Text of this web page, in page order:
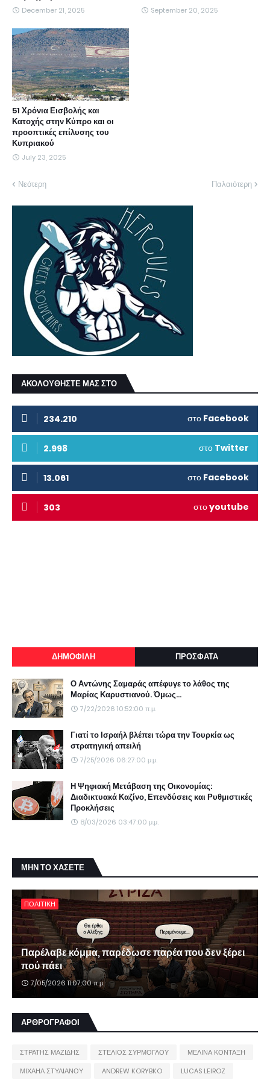
December 21, 2025 September 20, 2025
51 Χρόνια Εισβολής και
Κατοχής στην Κύπρο και οι
προοπτικές επίλυσης του
Κυπριακού
July 23, 2025
Νεότερη Παλαιότερη
ΑΚΟΛΟΥΘΗΣΤΕ ΜΑΣ ΣΤΟ
234.210 στο Facebook
2.998 στο Twitter
13.061 στο Facebook
303 στοyoutube
ΔΗΜΟΦΙΛΗ ΠΡΟΣΦΑΤΑ
Ο Αντώνης Σαμαράς απέφυγε το λάθος της
Μαρίας Καρυστιανού. Όμως...
7/22/2026 10:52:00 π.μ.
Γιατί το Ισραήλ βλέπει τώρα την Τουρκία ως
στρατηγική απειλή
7/25/2026 06:27:00 μ.μ.
Η Ψηφιακή Μετάβαση της Οικονομίας:
Διαδικτυακά Καζίνο, Επενδύσεις και Ρυθμιστικές
Προκλήσεις
8/03/2026 03:47:00 μ.μ.
ΜΗΝ ΤΟ ΧΑΣΕΤΕ
ΠΟΛΙΤΙΚΗ
Παρέλαβε κόμμα, παρέδωσε παρέα που δεν ξέρει
πού πάει
7/05/2026 11:07:00 π.μ.
ΑΡΘΡΟΓΡΑΦΟΙ
ΣΤΡΑΤΗΣ ΜΑΖΙΔΗΣ ΣΤΕΛΙΟΣ ΣΥΡΜΟΓΛΟΥ
ΜΕΛΙΝΑ ΚΟΝΤΑΞΗ
ΜΙΧΑΗΛ ΣΤΥΛΙΑΝΟΥ
ANDREW KORYBKO
LUCAS LEIROZ